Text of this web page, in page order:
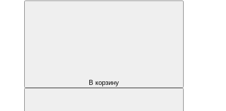
В корзину